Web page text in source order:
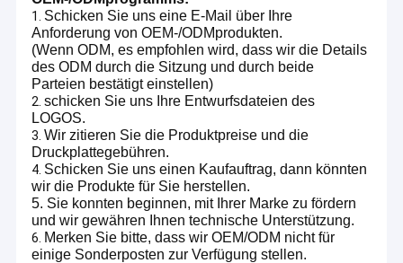
1. Schicken Sie uns eine E-Mail über Ihre
Anforderung von OEM-/ODMprodukten.
(Wenn ODM, es empfohlen wird, dass wir die Details
des ODM durch die Sitzung und durch beide
Parteien bestätigt einstellen)
2.schicken Sie uns Ihre Entwurfsdateien des
LOGOS.
3.Wir zitieren Sie die Produktpreise und die
Druckplattegebühren.
4. Schicken Sie uns einen Kaufauftrag, dann könnten
wir die Produkte für Sie herstellen.
5. Sie konnten beginnen, mit Ihrer Marke zu fördern
und wir gewähren Ihnen technische Unterstützung.
6. Merken Sie bitte, dass wir OEM/ODM nicht für
einige Sonderposten zur Verfügung stellen.